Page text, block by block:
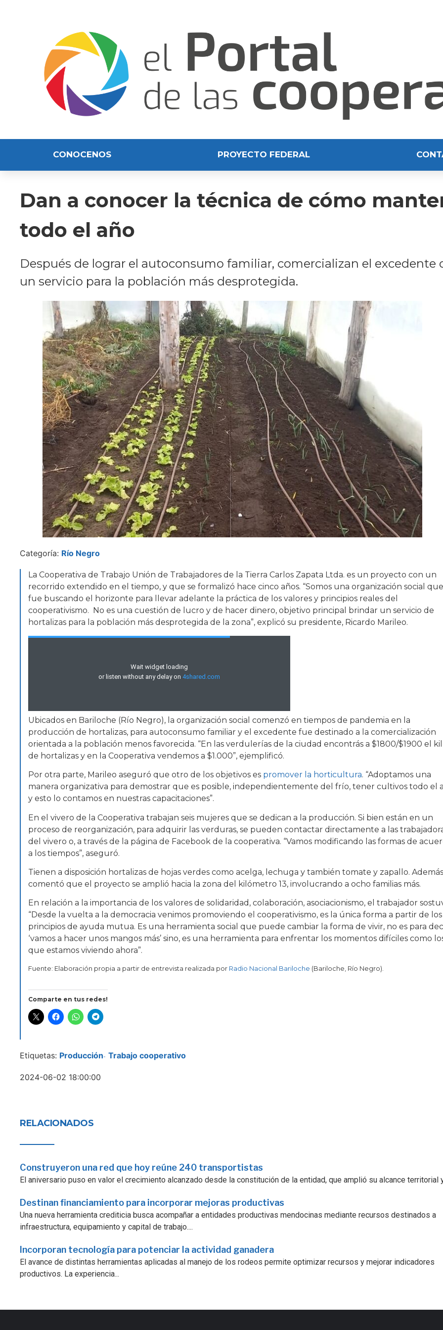
CONOCENOS PROYECTO FEDERAL
Dan a conocer la técnica de cómo
todo el año
Después de lograr el autoconsumo familiar, comercializan el
un servicio para la población más desprotegida.
Categoría: Río Negro
La Cooperativa de Trabajo Unión de Trabajadores de la Tierra Carlos Zapata Ltda. es un proyecto con un
recorrido extendido en el tiempo, y que se formalizó hace cinco años. “Somos una organización social que
fue buscando el horizonte para llevar adelante la práctica de los valores y principios reales del
cooperativismo. No es una cuestión de lucro y de hacer dinero, objetivo principal brindar un servicio de
hortalizas para la población más desprotegida de la zona”, explicó su presidente, Ricardo Marileo.
Ubicados en Bariloche (Río Negro), la organización social comenzó en tiempos de pandemia en la
producción de hortalizas, para autoconsumo familiar y el excedente fue destinado a la comercialización
orientada a la población menos favorecida. “En las verdulerías de la ciudad encontrás a $1800/$1900 el
de hortalizas y en la Cooperativa vendemos a $1.000”, ejemplificó.
Por otra parte, Marileo aseguró que otro de los objetivos es promover la horticultura. “Adoptamos una
manera organizativa para demostrar que es posible, independientemente del frío, tener cultivos todo el
y esto lo contamos en nuestras capacitaciones”.
En el vivero de la Cooperativa trabajan seis mujeres que se dedican a la producción. Si bien están en un
proceso de reorganización, para adquirir las verduras, se pueden contactar directamente a las
del vivero o, a través de la página de Facebook de la cooperativa. “Vamos modificando las formas de
a los tiempos”, aseguró.
Tienen a disposición hortalizas de hojas verdes como acelga, lechuga y también tomate y zapallo.
comentó que el proyecto se amplió hacia la zona del kilómetro 13, involucrando a ocho familias más.
En relación a la importancia de los valores de solidaridad, colaboración, asociacionismo, el trabajador
“Desde la vuelta a la democracia venimos promoviendo el cooperativismo, es la única forma a partir de los
principios de ayuda mutua. Es una herramienta social que puede cambiar la forma de vivir, no es para
‘vamos a hacer unos mangos más’ sino, es una herramienta para enfrentar los momentos difíciles como
que estamos viviendo ahora”.
Fuente: Elaboración propia a partir de entrevista realizada por Radio Nacional Bariloche (Bariloche, Río Negro).
Comparte en tus redes!
Etiquetas: Producción- Trabajo cooperativo
2024-06-02 18:00:00
RELACIONADOS
Construyeron una red que hoy reúne 240 transportistas
El aniversario puso en valor el crecimiento alcanzado desde la constitución de la entidad, que amplió su alcance territorial
Destinan financiamiento para incorporar mejoras productivas
Una nueva herramienta crediticia busca acompañar a entidades productivas mendocinas mediante recursos destinados a
infraestructura, equipamiento y capital de trabajo....
Incorporan tecnología para potenciar la actividad ganadera
El avance de distintas herramientas aplicadas al manejo de los rodeos permite optimizar recursos y mejorar indicadores
productivos. La experiencia...